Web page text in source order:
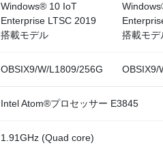
Windows® 10 IoT
Enterprise LTSC 2019
搭載モデル
搭載モデ
OBSIX9/W/L1809/256G OBSIX9/
Intel Atom®プロセッサー E3845
1.91GHz (Quad core)